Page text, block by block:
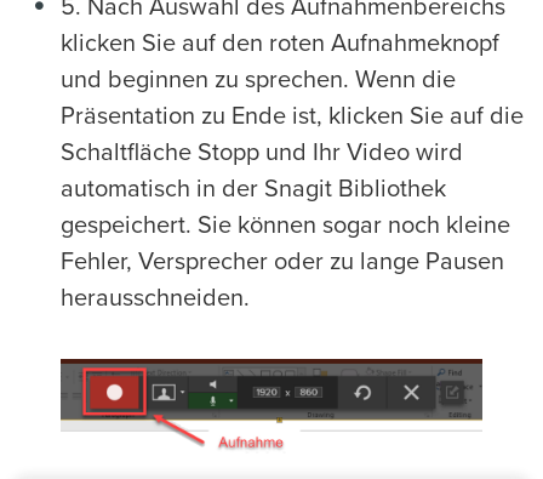
5. Nach Auswahl des Aufnahmenbereichs
klicken Sie auf den roten Aufnahmeknopf
und beginnen zu sprechen. Wenn die
Präsentation zu Ende ist, klicken Sie auf die
Schaltfläche Stopp und Ihr Video wird
automatisch in der Snagit Bibliothek
gespeichert. Sie können sogar noch kleine
Fehler, Versprecher oder zu lange Pausen
herausschneiden.